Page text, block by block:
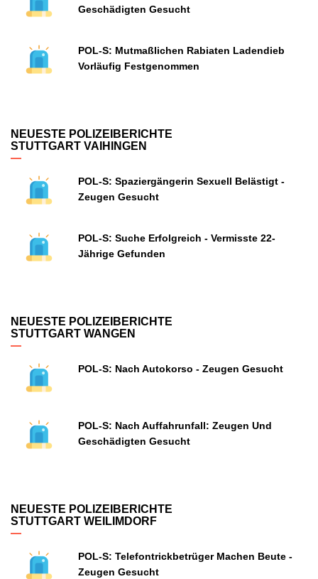
Geschädigten Gesucht
POL-S: Mutmaßlichen Rabiaten Ladendieb
Vorläufig Festgenommen
NEUESTE POLIZEIBERICHTE
STUTTGART VAIHINGEN
POL-S: Spaziergängerin Sexuell Belästigt -
Zeugen Gesucht
POL-S: Suche Erfolgreich - Vermisste 22-
Jährige Gefunden
NEUESTE POLIZEIBERICHTE
STUTTGART WANGEN
POL-S: Nach Autokorso - Zeugen Gesucht
POL-S: Nach Auffahrunfall: Zeugen Und
Geschädigten Gesucht
NEUESTE POLIZEIBERICHTE
STUTTGART WEILIMDORF
POL-S: Telefontrickbetrüger Machen Beute -
Zeugen Gesucht